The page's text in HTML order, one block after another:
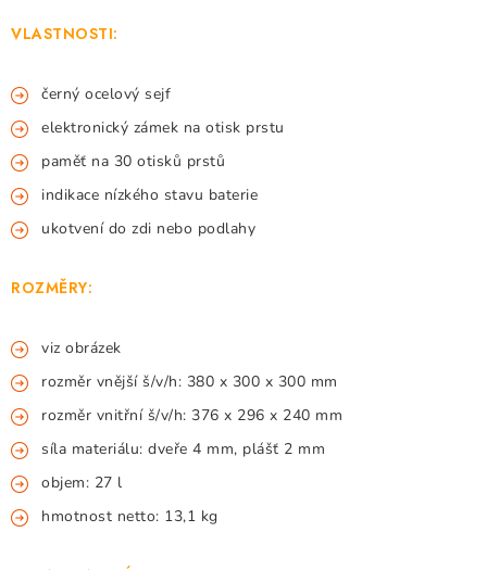
VLASTNOSTI:
černý ocelový sejf
elektronický zámek na otisk prstu
paměť na 30 otisků prstů
indikace nízkého stavu baterie
ukotvení do zdi nebo podlahy
ROZMĚRY:
viz obrázek
rozměr vnější š/v/h: 380 x 300 x 300 mm
rozměr vnitřní š/v/h: 376 x 296 x 240 mm
síla materiálu: dveře 4 mm, plášť 2 mm
objem: 27 l
hmotnost netto: 13,1 kg